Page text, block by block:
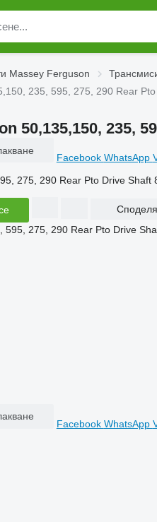
Massey Ferguson
235, 595, 275, 290 Rear
50,135,150, 235,
Facebook WhatsApp
275, 290 Rear Pto Drive Shaft
Facebook WhatsApp